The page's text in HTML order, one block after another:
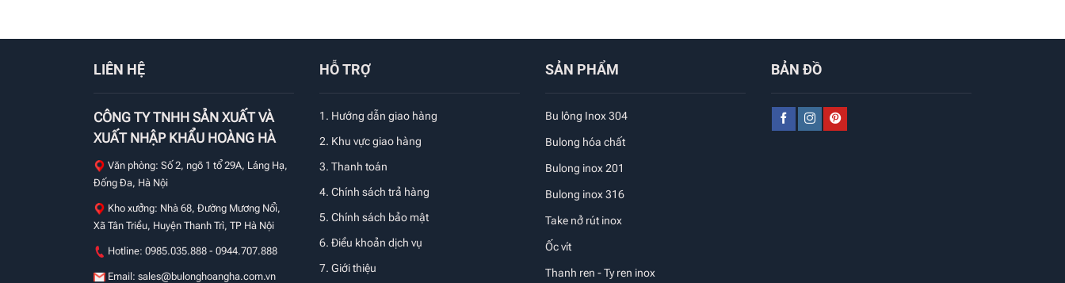
LIÊN HỆ
CÔNG TY TNHH SẢN XUẤT VÀ
XUẤT NHẬP KHẨU HOÀNG HÀ
Văn phòng: Số 2, ngõ 1 tổ 29A, Láng Hạ,
Đống Đa, Hà Nội
Kho xưởng: Nhà 68, Đường Mương Nổi,
Xã Tân Triều, Huyện Thanh Trì, TP Hà Nội
Hotline: 0985.035.888 - 0944.707.888
Email: sales@bulonghoangha.com.vn
HỖ TRỢ
1. Hướng dẫn giao hàng
2. Khu vực giao hàng
3. Thanh toán
4. Chính sách trả hàng
5. Chính sách bảo mật
6. Điều khoản dịch vụ
7. Giới thiệu
SẢN PHẨM
Bu lông Inox 304
Bulong hóa chất
Bulong inox 201
Bulong inox 316
Take nở rút inox
Ốc vít
Thanh ren - Ty ren inox
BẢN ĐỒ